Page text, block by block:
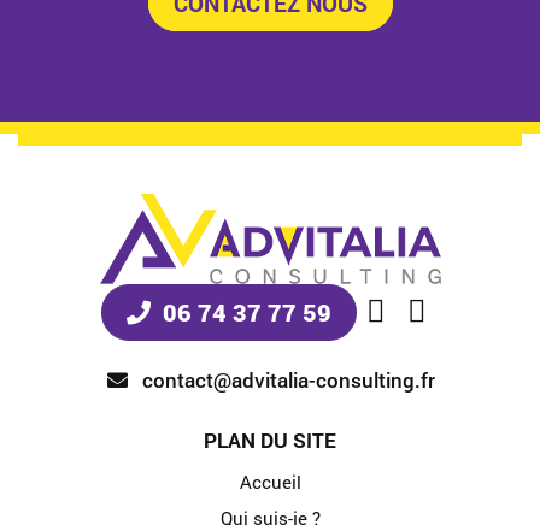
06 74 37 77 59
contact@advitalia-consulting.fr
PLAN DU SITE
Accueil
Qui suis-je ?